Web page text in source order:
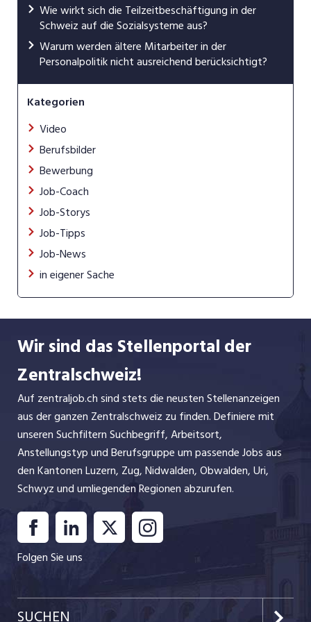
Wie wirkt sich die Teilzeitbeschäftigung in der
Schweiz auf die Sozialsysteme aus?
Warum werden ältere Mitarbeiter in der
Personalpolitik nicht ausreichend berücksichtigt?
Kategorien
Video
Berufsbilder
Bewerbung
Job-Coach
Job-Storys
Job-Tipps
Job-News
in eigener Sache
Wir sind das Stellenportal der
Zentralschweiz!
Auf zentraljob.ch sind stets die neusten Stellenanzeigen
aus der ganzen Zentralschweiz zu finden. Definiere mit
unseren Suchfiltern Suchbegriff, Arbeitsort,
Anstellungstyp und Berufsgruppe um passende Jobs aus
den Kantonen Luzern, Zug, Nidwalden, Obwalden, Uri,
Schwyz und umliegenden Regionen abzurufen.
Folgen Sie uns